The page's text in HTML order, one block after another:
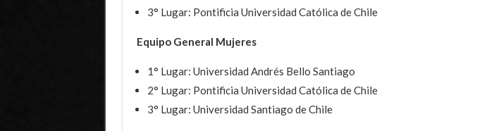
3° Lugar: Pontificia Universidad Católica de Chile
Equipo General Mujeres
1° Lugar: Universidad Andrés Bello Santiago
2° Lugar: Pontificia Universidad Católica de Chile
3° Lugar: Universidad Santiago de Chile